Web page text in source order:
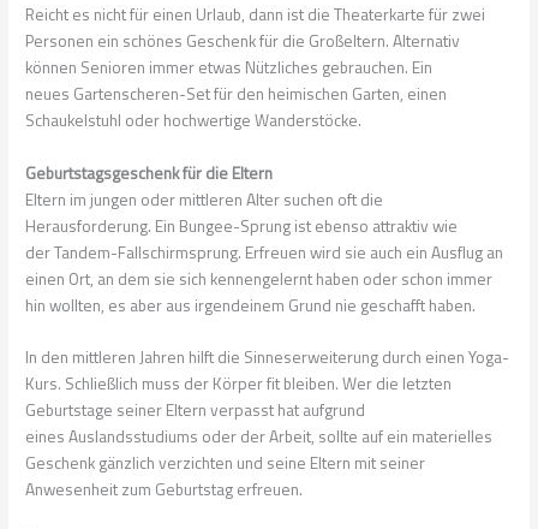
Reicht es nicht für einen Urlaub, dann ist die Theaterkarte für zwei
Personen ein schönes Geschenk für die Großeltern. Alternativ
können Senioren immer etwas Nützliches gebrauchen. Ein
neues Gartenscheren-Setfür den heimischen Garten, einen
Schaukelstuhl oder hochwertigeWanderstöcke.
Geburtstagsgeschenk für die Eltern
Eltern im jungen oder mittleren Alter suchen oft die
Herausforderung. Ein Bungee-Sprung ist ebenso attraktiv wie
derTandem-Fallschirmsprung. Erfreuen wird sie auch ein Ausflug an
einen Ort, an dem sie sich kennengelernt haben oder schon immer
hin wollten, es aber aus irgendeinem Grund nie geschafft haben.
In den mittleren Jahren hilft die Sinneserweiterung durch einenYoga-
Kurs. Schließlich muss der Körper fit bleiben. Wer die letzten
Geburtstage seiner Eltern verpasst hat aufgrund
einesAuslandsstudiums oder der Arbeit, sollte auf ein materielles
Geschenk gänzlich verzichten und seine Eltern mit seiner
Anwesenheit zum Geburtstag erfreuen.